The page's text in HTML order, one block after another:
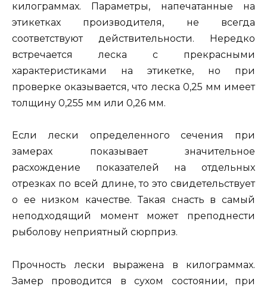
килограммах. Параметры, напечатанные на
этикетках производителя, не всегда
соответствуют действительности. Нередко
встречается леска с прекрасными
характеристиками на этикетке, но при
проверке оказывается, что леска 0,25 мм имеет
толщину 0,255 мм или 0,26 мм.
Если лески определенного сечения при
замерах показывает значительное
расхождение показателей на отдельных
отрезках по всей длине, то это свидетельствует
о ее низком качестве. Такая снасть в самый
неподходящий момент может преподнести
рыболову неприятный сюрприз.
Прочность лески выражена в килограммах.
Замер проводится в сухом состоянии, при